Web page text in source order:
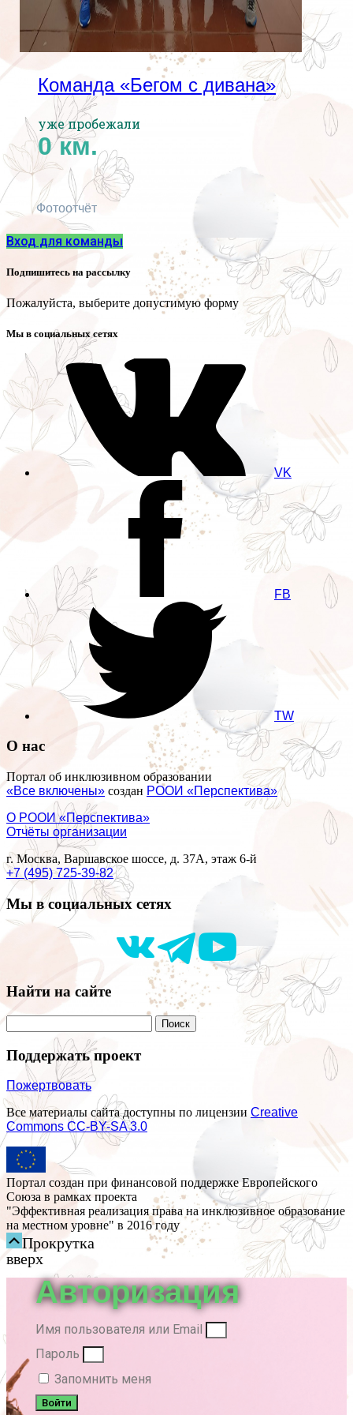
Команда «Бегом с дивана»
уже пробежали
0 км.
Фотоотчёт
Вход для команды
Подпишитесь на рассылку
Пожалуйста, выберите допустимую форму
Мы в социальных сетях
VK
FB
TW
О нас
Портал об инклюзивном образовании
«Все включены» создан РООИ «Перспектива»
О РООИ «Перспектива»
Отчёты организации
г. Москва, Варшавское шоссе, д. 37А, этаж 6-й
+7 (495) 725-39-82
Мы в социальных сетях
Найти на сайте
Поддержать проект
Пожертвовать
Все материалы сайта доступны по лицензии Creative
Commons СС-BY-SA 3.0
Портал создан при финансовой поддержке Европейского
Союза в рамках проекта
"Эффективная реализация права на инклюзивное образование
на местном уровне" в 2016 году
Прокрутка
вверх
Авторизация
Имя пользователя или Email
Пароль
Запомнить меня
Войти